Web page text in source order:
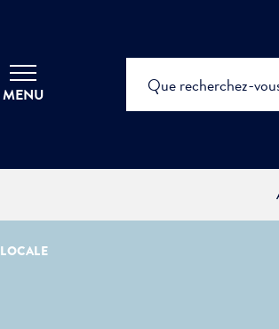
MENU
INFOS